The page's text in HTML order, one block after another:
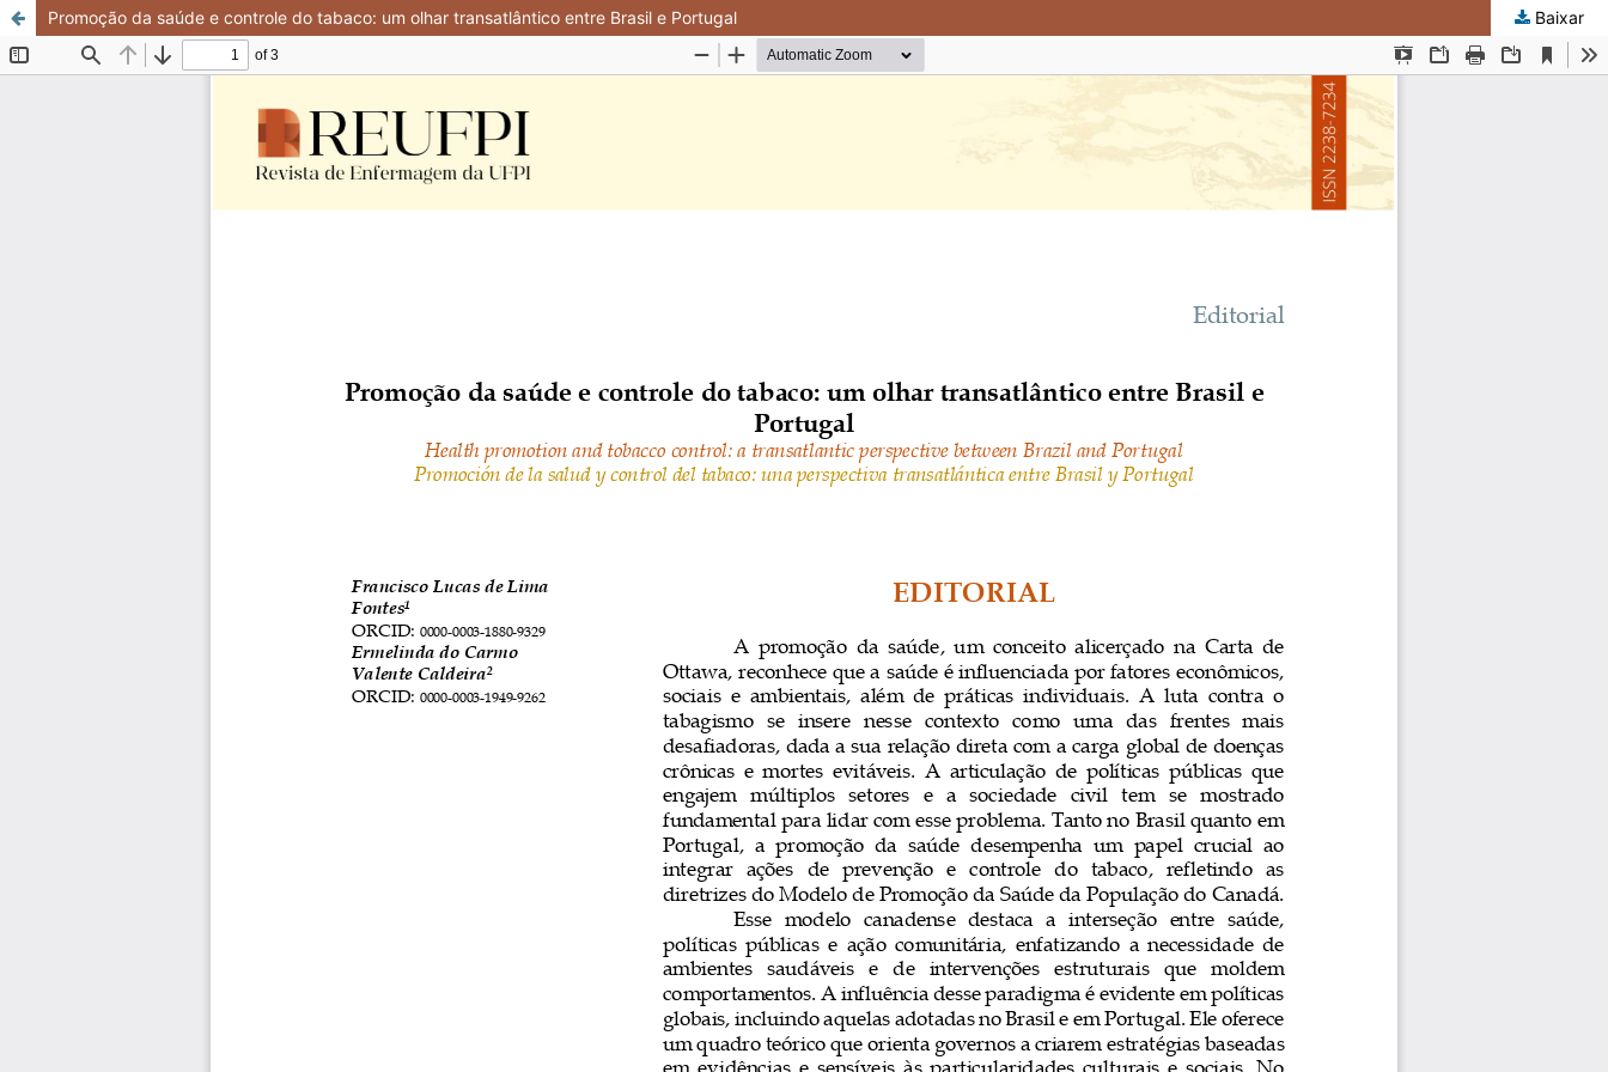
Promoção da saúde e controle do tabaco: um olhar transatlântico entre Brasil e Portugal Baixar